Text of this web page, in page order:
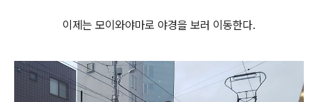
이제는 모이와야마로 야경을 보러 이동한다.